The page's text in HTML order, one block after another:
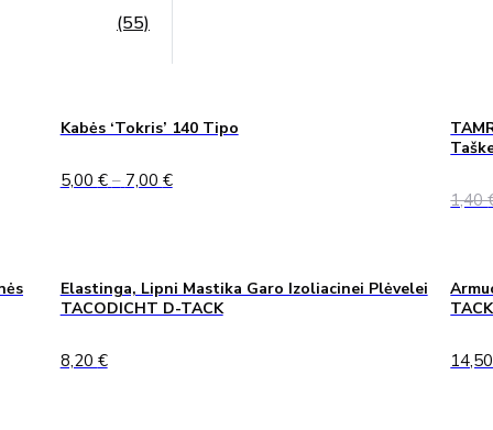
(55)
Kabės ‘Tokris’ 140 Tipo
5,00 € – 7,00 €Price
1,40
Elastinga, Lipni Mastika Garo Izoliacinei Plėvelei
TACODICHT D-TACK
8,20 €
TACK